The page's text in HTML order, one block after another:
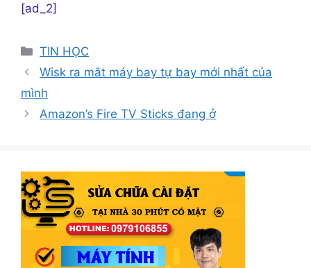
[ad_2]
Danh
mục
TIN HỌC
Wisk ra mắt máy bay tự bay mới nhất của
mình
Amazon’s Fire TV Sticks đang ở